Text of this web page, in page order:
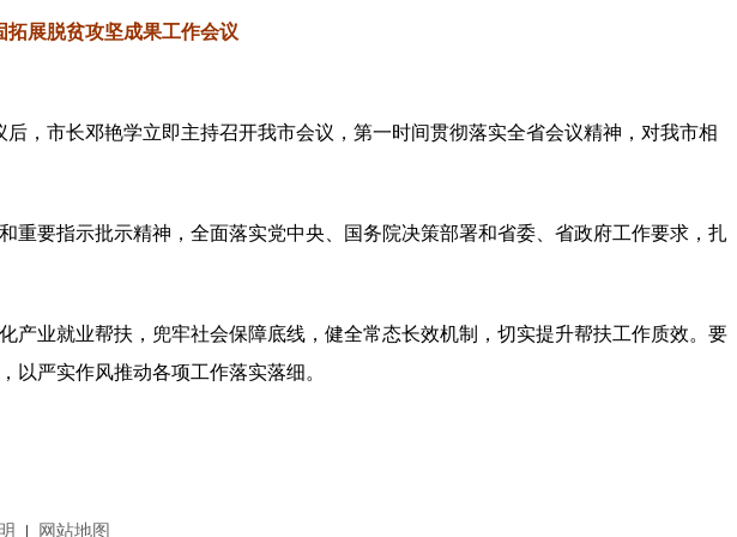
展脱贫攻坚成果工作会议
，市长邓艳学立即主持召开我市会议，第一时间贯彻落实全省会议精神，对我市相
要指示批示精神，全面落实党中央、国务院决策部署和省委、省政府工作要求，扎
业就业帮扶，兜牢社会保障底线，健全常态长效机制，切实提升帮扶工作质效。要
严实作风推动各项工作落实落细。